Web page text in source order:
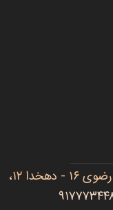
آدرس: مشهد، بلوار پیروزی، پیروزی ۱۵، رضوی ۱۶ - دهخدا ۱۲،